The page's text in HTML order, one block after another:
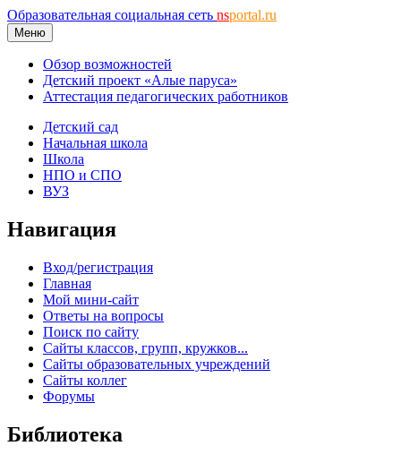
Образовательная социальная сеть nsportal.ru
Меню
Обзор возможностей
Детский проект «Алые паруса»
Аттестация педагогических работников
Детский сад
Начальная школа
Школа
НПО и СПО
ВУЗ
Навигация
Вход/регистрация
Главная
Мой мини-сайт
Ответы на вопросы
Поиск по сайту
Сайты классов, групп, кружков...
Сайты образовательных учреждений
Сайты коллег
Форумы
Библиотека